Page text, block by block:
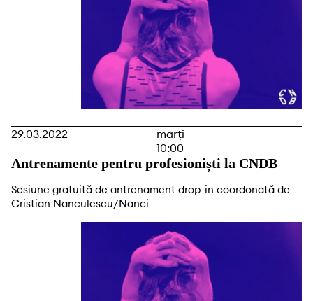
29.03.2022
marți
10:00
Antrenamente pentru profesioniști la CNDB
Sesiune gratuită de antrenament drop-in coordonată de
Cristian Nanculescu/Nanci